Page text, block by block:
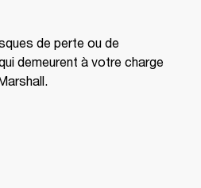
de perte ou de
demeurent à votre charge